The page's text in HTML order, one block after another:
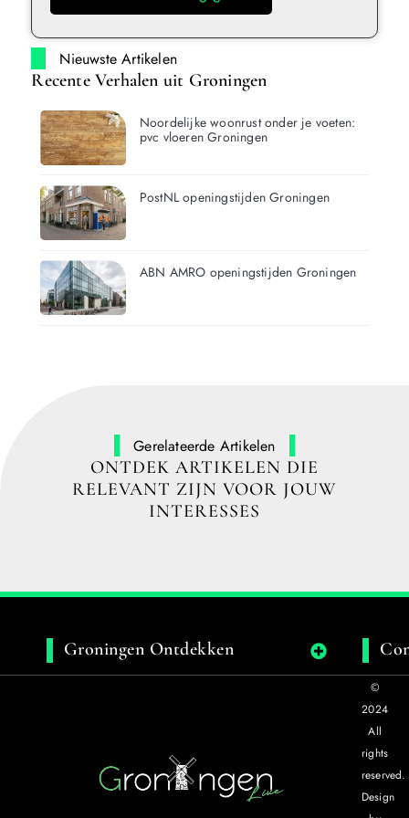
Nieuwste Artikelen
Recente Verhalen uit Groningen
Noordelijke woonrust onder je voeten:
pvc vloeren Groningen
PostNL openingstijden Groningen
ABN AMRO openingstijden Groningen
Gerelateerde Artikelen
ONTDEK ARTIKELEN DIE
RELEVANT ZIJN VOOR JOUW
INTERESSES
Groningen Ontdekken
©
2024
All
rights
reserved.
Design